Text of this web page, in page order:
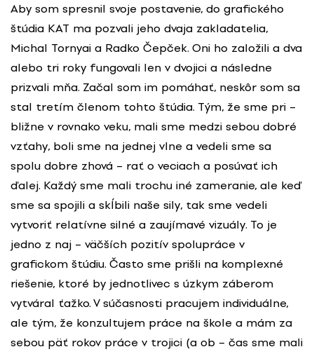
Aby som spresnil svoje postavenie, do grafického
štúdia KAT ma pozvali jeho dvaja zakladatelia,
Michal Tornyai a Radko Čepček. Oni ho založili a dva
alebo tri roky fungovali len v dvojici a následne
prizvali mňa. Začal som im pomáhať, neskôr som sa
stal tretím členom tohto štúdia. Tým, že sme pri –
bližne v rovnako veku, mali sme medzi sebou dobré
vzťahy, boli sme na jednej vlne a vedeli sme sa
spolu dobre zhová – rať o veciach a posúvať ich
ďalej. Každý sme mali trochu iné zameranie, ale keď
sme sa spojili a skĺbili naše sily, tak sme vedeli
vytvoriť relatívne silné a zaujímavé vizuály. To je
jedno z naj – väčších pozitív spolupráce v
grafickom štúdiu. Často sme prišli na komplexné
riešenie, ktoré by jednotlivec s úzkym záberom
vytváral ťažko. V súčasnosti pracujem individuálne,
ale tým, že konzultujem práce na škole a mám za
sebou päť rokov práce v trojici (a ob – čas sme mali